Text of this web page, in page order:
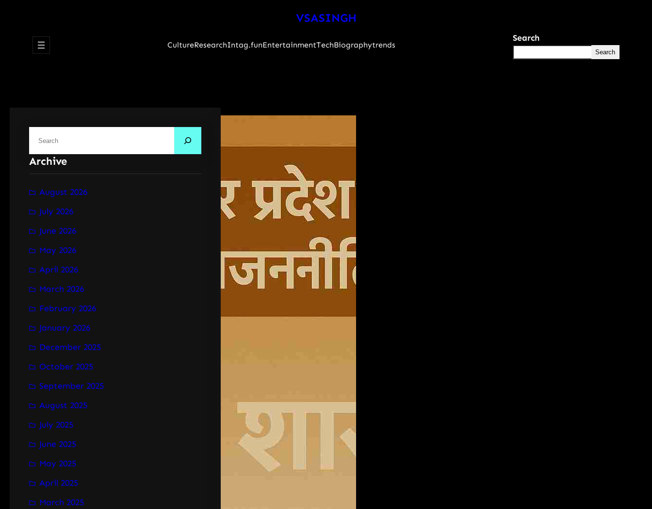
VSASINGH
CultureResearchIntag.funEntertainmentTechBiographytrends
Search
Search
a
r
c
Archive
August 2026
July 2026
June 2026
May 2026
April 2026
March 2026
February 2026
January 2026
December 2025
October 2025
September 2025
August 2025
July 2025
June 2025
May 2025
April 2025
March 2025